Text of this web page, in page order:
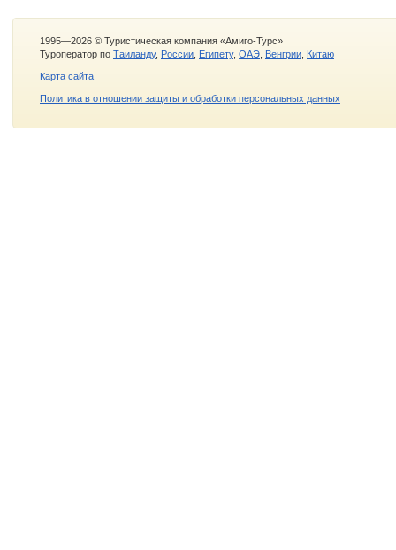
1995—2026 © Туристическая компания «Амиго-Турс»
Туроператор по Таиланду, России Египету, ОАЭ Венгрии Китаю
Карта сайта
Политика в отношении защиты и обработки персональных данных